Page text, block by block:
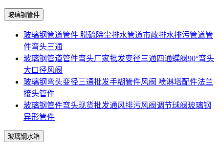
玻璃钢管件
玻璃钢管道管件 脱硫除尘排水管道市政排水排污管道管
件弯头三通
玻璃钢管道管件弯头厂家批发变径三通四通蝶阀90°弯头
大口径风阀
玻璃钢弯头变径三通批发手糊管件风阀 喷淋塔配件法兰
接头管件
玻璃钢管件弯头现货批发通风排污风阀调节球阀玻璃钢
异形管件
玻璃钢水箱